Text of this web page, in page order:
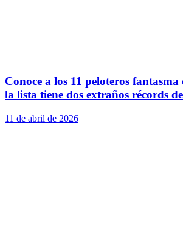
Conoce a los 11 peloteros fantasma
la lista tiene dos extraños récords
11 de abril de 2026